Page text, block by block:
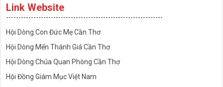
Link Website
---------------------------------------------------------------
Hội Dòng Con Đức Mẹ Cần Thơ
Hội Dòng Mến Thánh Giá Cần Thơ
Hội Dòng Chúa Quan Phòng Cần Thơ
Hội Đồng Giám Mục Việt Nam